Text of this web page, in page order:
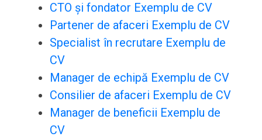
CTO și fondator Exemplu de CV
Partener de afaceri Exemplu de CV
Specialist în recrutare Exemplu de
CV
Manager de echipă Exemplu de CV
Consilier de afaceri Exemplu de CV
Manager de beneficii Exemplu de
CV